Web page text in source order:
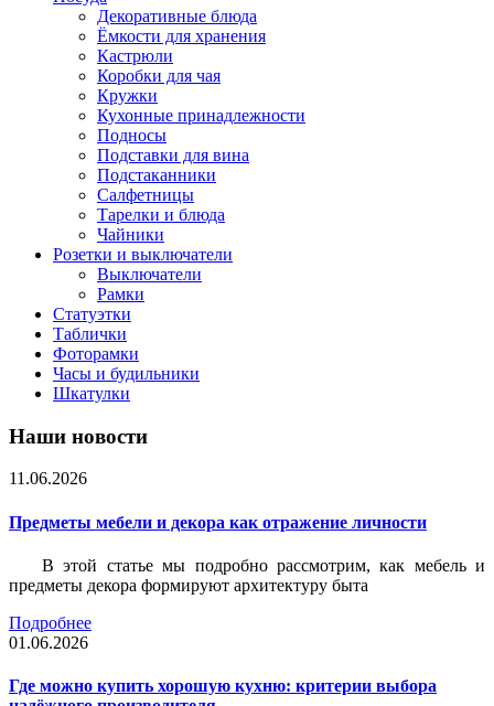
Декоративные блюда
Ёмкости для хранения
Кастрюли
Коробки для чая
Кружки
Кухонные принадлежности
Подносы
Подставки для вина
Подстаканники
Салфетницы
Тарелки и блюда
Чайники
Розетки и выключатели
Выключатели
Рамки
Статуэтки
Таблички
Фоторамки
Часы и будильники
Шкатулки
Наши новости
11.06.2026
Предметы мебели и декора как отражение личности
В этой статье мы подробно рассмотрим, как мебель и
предметы декора формируют архитектуру быта
Подробнее
01.06.2026
Где можно купить хорошую кухню: критерии выбора